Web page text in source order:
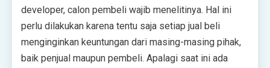
developer, calon pembeli wajib menelitinya. Hal ini
perlu dilakukan karena tentu saja setiap jual beli
menginginkan keuntungan dari masing-masing pihak,
baik penjual maupun pembeli. Apalagi saat ini ada